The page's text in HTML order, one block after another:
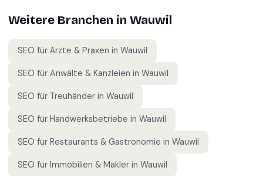
Weitere Branchen in Wauwil
SEO für Ärzte & Praxen in Wauwil
SEO für Anwälte & Kanzleien in Wauwil
SEO für Treuhänder in Wauwil
SEO für Handwerksbetriebe in Wauwil
SEO für Restaurants & Gastronomie in Wauwil
SEO für Immobilien & Makler in Wauwil